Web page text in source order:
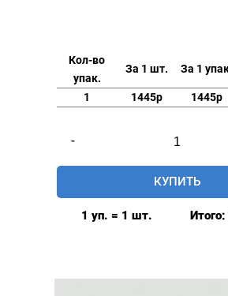
Кол-во
упак.
За 1 шт. За 1
1 1445р 1445р
-
товара
Люверсы
стальные
цвет:
КУПИТЬ
1 уп. = 1 шт. Итого: